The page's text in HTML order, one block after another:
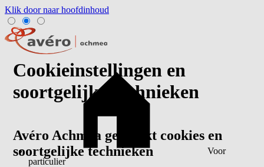
Klik door naar hoofdinhoud
Voor
particulier
Cookieinstellingen en
soortgelijke technieken
Avéro Achmea gebruikt cookies en
soortgelijke technieken